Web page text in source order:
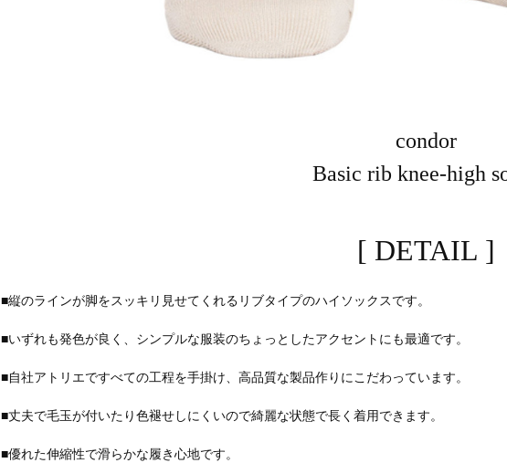
condor
Basic rib knee-high
[ DETAIL ]
■縦のラインが脚をスッキリ見せてくれるリブタイプのハイソックスです。
■いずれも発色が良く、シンプルな服装のちょっとしたアクセントにも最適です。
■自社アトリエですべての工程を手掛け、高品質な製品作りにこだわっています。
■丈夫で毛玉が付いたり色褪せしにくいので綺麗な状態で長く着用できます。
■優れた伸縮性で滑らかな履き心地です。